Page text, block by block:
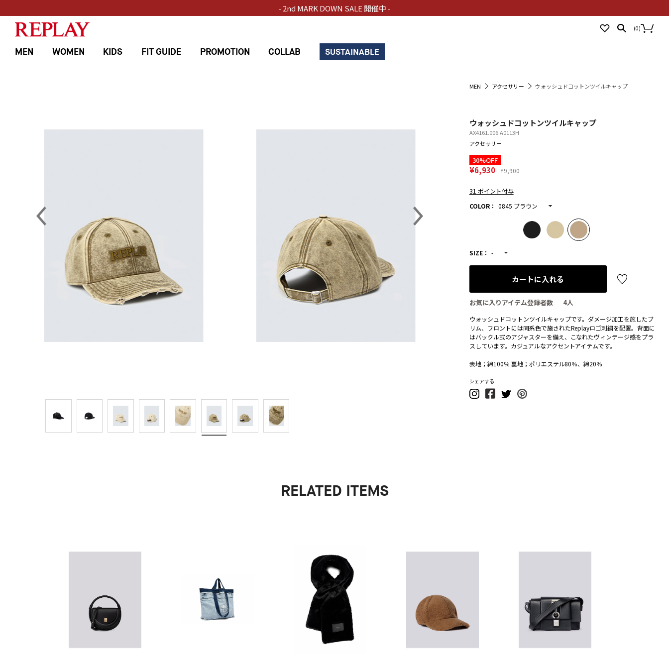
- 2nd MARK DOWN SALE 開催中 -
(0)
MEN WOMEN KIDS FIT GUIDE PROMOTION COLLAB SUSTAINABLE
MEN アクセサリー ウォッシュドコットンツイルキャップ
ウォッシュドコットンツイルキャップ
AX4161.006.A0113H
アクセサリー
30%OFF
¥6,930 ¥9,900
31 ポイント付与
COLOR： 0845 ブラウン
SIZE： -
カートに入れる
お気に入りアイテム登録者数 4人
ウォッシュドコットンツイルキャップです。ダメージ加工を施したブ
リム、フロントには同系色で施されたReplayロゴ刺繍を配置。背面に
はバックル式のアジャスターを備え、こなれたヴィンテージ感をプラ
スしています。カジュアルなアクセントアイテムです。
表地；綿100％ 裏地；ポリエステル80％、綿20％
シェアする
RELATED ITEMS